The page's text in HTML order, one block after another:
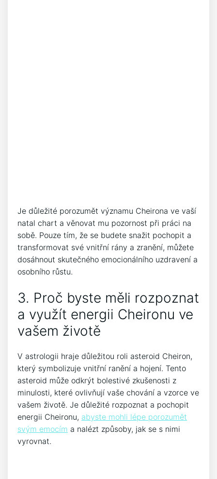
Je důležité porozumět významu Cheirona ve vaší
natal chart a věnovat mu pozornost při práci na
sobě. Pouze tím, že se budete snažit pochopit a
transformovat své vnitřní rány a zranění, můžete
dosáhnout skutečného emocionálního uzdravení a
osobního růstu.
3. Proč byste měli rozpoznat
a využít energii Cheironu ve
vašem životě
V astrologii hraje důležitou roli asteroid Cheiron,
který symbolizuje vnitřní ranění a hojení. Tento
asteroid může odkrýt bolestivé zkušenosti z
minulosti, které ovlivňují vaše chování a vzorce ve
vašem životě. Je důležité rozpoznat a pochopit
energii Cheironu, abyste mohli lépe porozumět
svým emocím a nalézt způsoby, jak se s nimi
vyrovnat.